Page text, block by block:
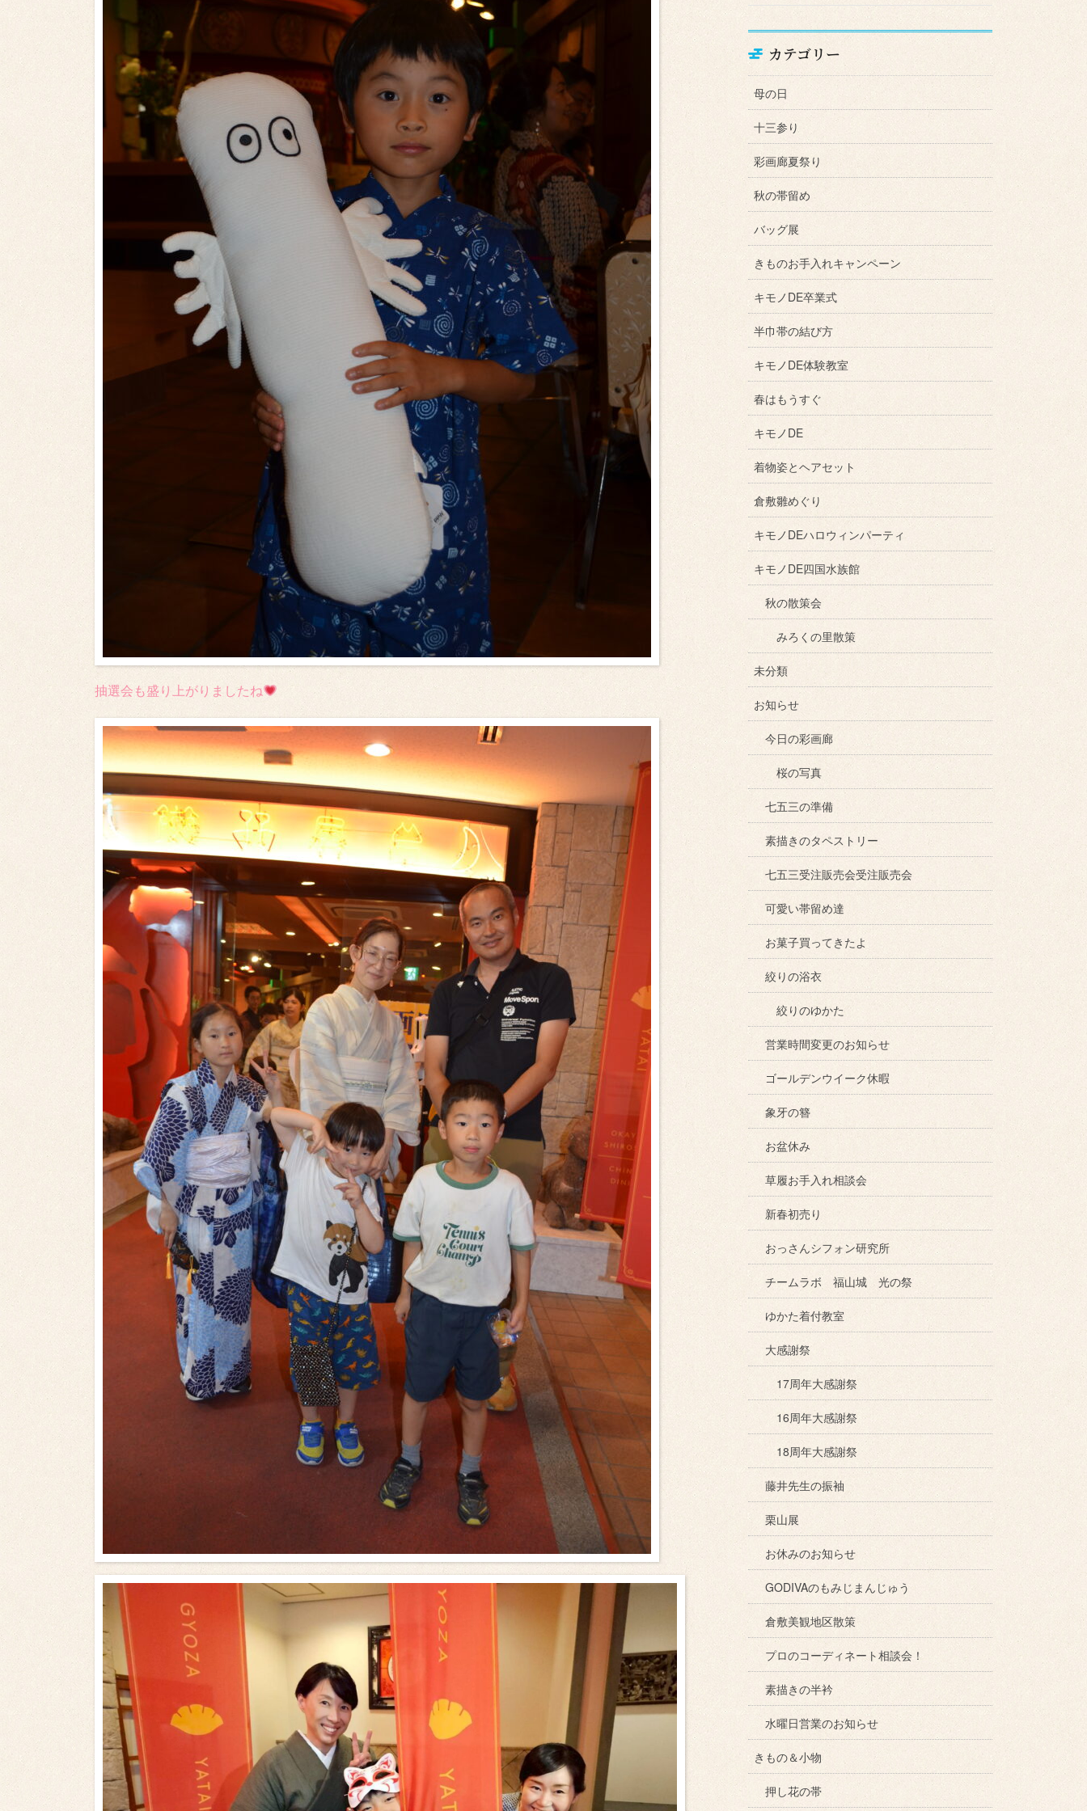
抽選会も盛り上がりましたね
カテゴリー
母の日
十三参り
彩画廊夏祭り
秋の帯留め
バッグ展
きものお手入れキャンペーン
キモノDE卒業式
半巾帯の結び方
キモノDE体験教室
春はもうすぐ
キモノDE
着物姿とヘアセット
倉敷雛めぐり
キモノDEハロウィンパーティ
キモノDE四国水族館
秋の散策会
みろくの里散策
未分類
お知らせ
今日の彩画廊
桜の写真
七五三の準備
素描きのタペストリー
七五三受注販売会受注販売会
可愛い帯留め達
お菓子買ってきたよ
絞りの浴衣
絞りのゆかた
営業時間変更のお知らせ
ゴールデンウイーク休暇
象牙の簪
お盆休み
草履お手入れ相談会
新春初売り
おっさんシフォン研究所
チームラボ 福山城 光の祭
ゆかた着付教室
大感謝祭
17周年大感謝祭
16周年大感謝祭
18周年大感謝祭
藤井先生の振袖
栗山展
お休みのお知らせ
GODIVAのもみじまんじゅう
倉敷美観地区散策
プロのコーディネート相談会！
素描きの半衿
水曜日営業のお知らせ
きもの＆小物
押し花の帯